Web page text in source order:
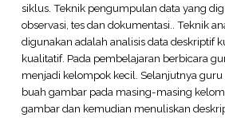
siklus. Teknik pengumpulan data yang
observasi, tes dan dokumentasi.. Teknik
digunakan adalah analisis data deskriptif
kualitatif. Pada pembelajaran berbicara
menjadi kelompok kecil. Selanjutnya
buah gambar pada masing-masing
gambar dan kemudian menuliskan